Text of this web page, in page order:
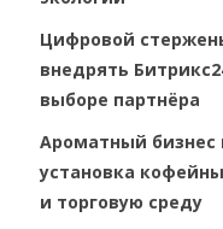
Цифровой
внедрять
выборе партнёра
Ароматный бизнес
установка
и торговую среду